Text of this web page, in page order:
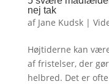
nej tak
af Jane Kudsk|
Højtiderne kan
af fristelser, der
helbred. Det er